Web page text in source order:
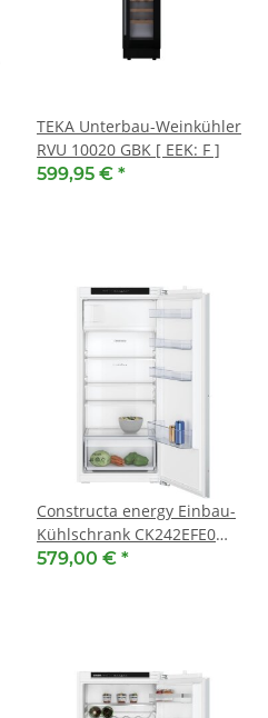
TEKA Unterbau-Weinkühler
RVU 10020 GBK [ EEK: F ]
599,95 € *
Constructa energy Einbau-
Kühlschrank CK242EFE0
[EEK: E ] mit Gefrierfach,
579,00 € *